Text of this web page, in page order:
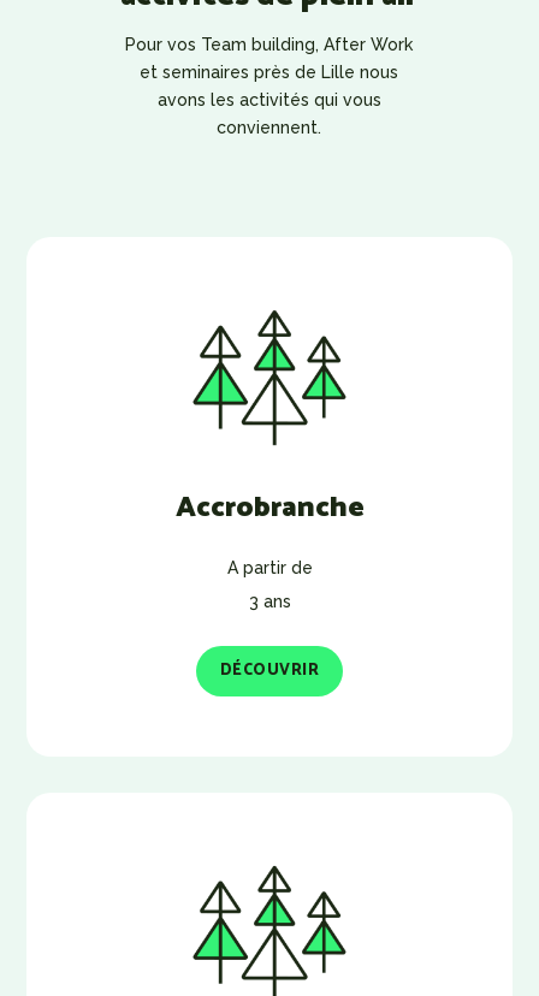
Pour vos Team building, After Work
et seminaires près de Lille nous
avons les activités qui vous
conviennent.
Accrobranche
A partir de
3 ans
DÉCOUVRIR